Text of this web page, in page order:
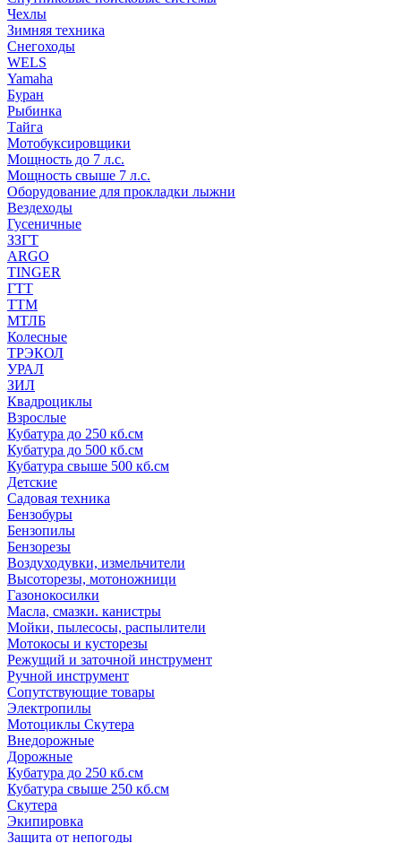
Чехлы
Зимняя техника
Снегоходы
WELS
Yamaha
Буран
Рыбинка
Тайга
Мотобуксировщики
Мощность до 7 л.с.
Мощность свыше 7 л.с.
Оборудование для прокладки лыжни
Вездеходы
Гусеничные
ЗЗГТ
ARGO
TINGER
ГТТ
ТТМ
МТЛБ
Колесные
ТРЭКОЛ
УРАЛ
ЗИЛ
Квадроциклы
Взрослые
Кубатура до 250 кб.см
Кубатура до 500 кб.см
Кубатура свыше 500 кб.см
Детские
Садовая техника
Бензобуры
Бензопилы
Бензорезы
Воздуходувки, измельчители
Высоторезы, мотоножници
Газонокосилки
Масла, смазки. канистры
Мойки, пылесосы, распылители
Мотокосы и кусторезы
Режущий и заточной инструмент
Ручной инструмент
Сопутствующие товары
Электропилы
Мотоциклы Скутера
Внедорожные
Дорожные
Кубатура до 250 кб.см
Кубатура свыше 250 кб.см
Скутера
Экипировка
Защита от непогоды